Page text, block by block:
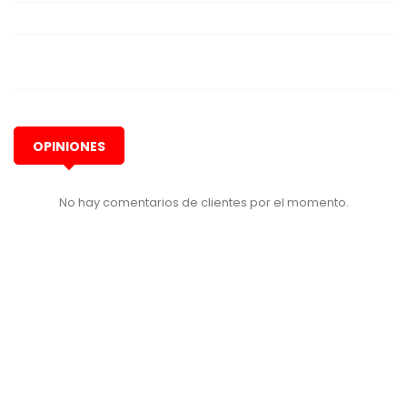
OPINIONES
No hay comentarios de clientes por el momento.